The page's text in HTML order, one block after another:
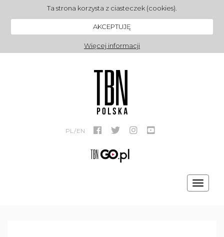
Ta strona korzysta z ciasteczek (cookies).
AKCEPTUJĘ
Więcej informacji
PL/EN